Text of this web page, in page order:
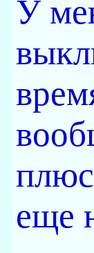
У
еще